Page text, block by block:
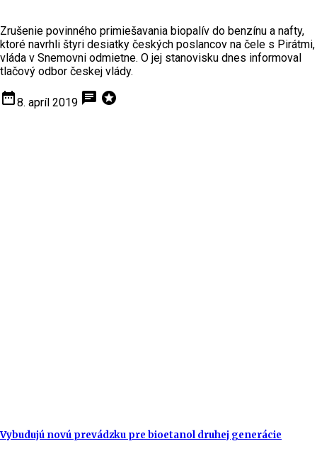
Zrušenie povinného primiešavania biopalív do benzínu a nafty,
ktoré navrhli štyri desiatky českých poslancov na čele s Pirátmi,
vláda v Snemovni odmietne. O jej stanovisku dnes informoval
tlačový odbor českej vlády.
date_range8. apríl 2019 chat stars
Vybudujú novú prevádzku pre bioetanol druhej generácie